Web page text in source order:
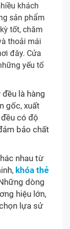
khách
sản phẩm
tốt, chăm
thoải mái
đây. Cửa
yếu tố
là hàng
gốc, xuất
có độ
bảo chất
nhau từ
khóa thẻ
dòng
hiệu lớn,
lựa sử